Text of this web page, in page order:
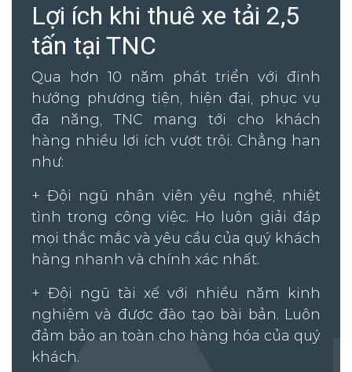
Lợi ích khi thuê xe tải 2,5
tấn tại TNC
Qua hơn 10 năm phát triển với định
hướng phương tiện, hiện đại, phục vụ
đa năng, TNC mang tới cho khách
hàng nhiều lợi ích vượt trội. Chẳng hạn
như:
+ Đội ngũ nhân viên yêu nghề, nhiệt
tình trong công việc. Họ luôn giải đáp
mọi thắc mắc và yêu cầu của quý khách
hàng nhanh và chính xác nhất.
+ Đội ngũ tài xế với nhiều năm kinh
nghiệm và được đào tạo bài bản. Luôn
đảm bảo an toàn cho hàng hóa của quý
khách.